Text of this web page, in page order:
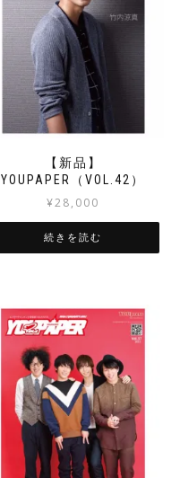
【新品】
YOUPAPER（VOL.42）
¥28,000
続きを読む